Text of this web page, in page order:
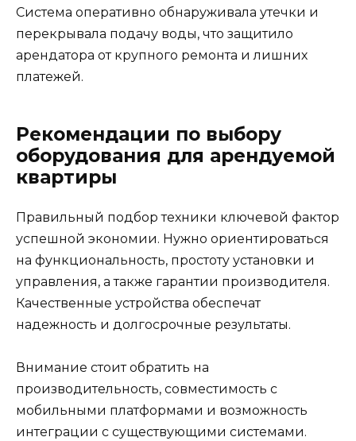
Система оперативно обнаруживала утечки и
перекрывала подачу воды, что защитило
арендатора от крупного ремонта и лишних
платежей.
Рекомендации по выбору
оборудования для арендуемой
квартиры
Правильный подбор техники ключевой фактор
успешной экономии. Нужно ориентироваться
на функциональность, простоту установки и
управления, а также гарантии производителя.
Качественные устройства обеспечат
надежность и долгосрочные результаты.
Внимание стоит обратить на
производительность, совместимость с
мобильными платформами и возможность
интеграции с существующими системами.